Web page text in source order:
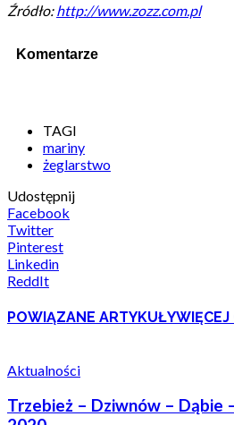
Źródło:http://www.zozz.com.pl
Komentarze
TAGI
mariny
żeglarstwo
Udostępnij
Facebook
Twitter
Pinterest
Linkedin
ReddIt
POWIĄZANE ARTYKUŁY
Aktualności
Trzebież – Dziwnów – Dąbie